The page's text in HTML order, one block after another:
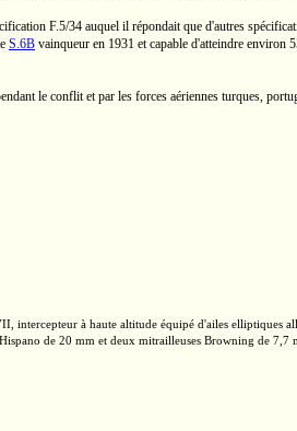
F.5/34 auquel il répondait que d'autres
S.6B vainqueur en 1931 et capable d'atteindre environ
le conflit et par les forces aériennes turques,
intercepteur à haute altitude équipé d'ailes elliptiques
de 20 mm et deux mitrailleuses Browning de 7,7